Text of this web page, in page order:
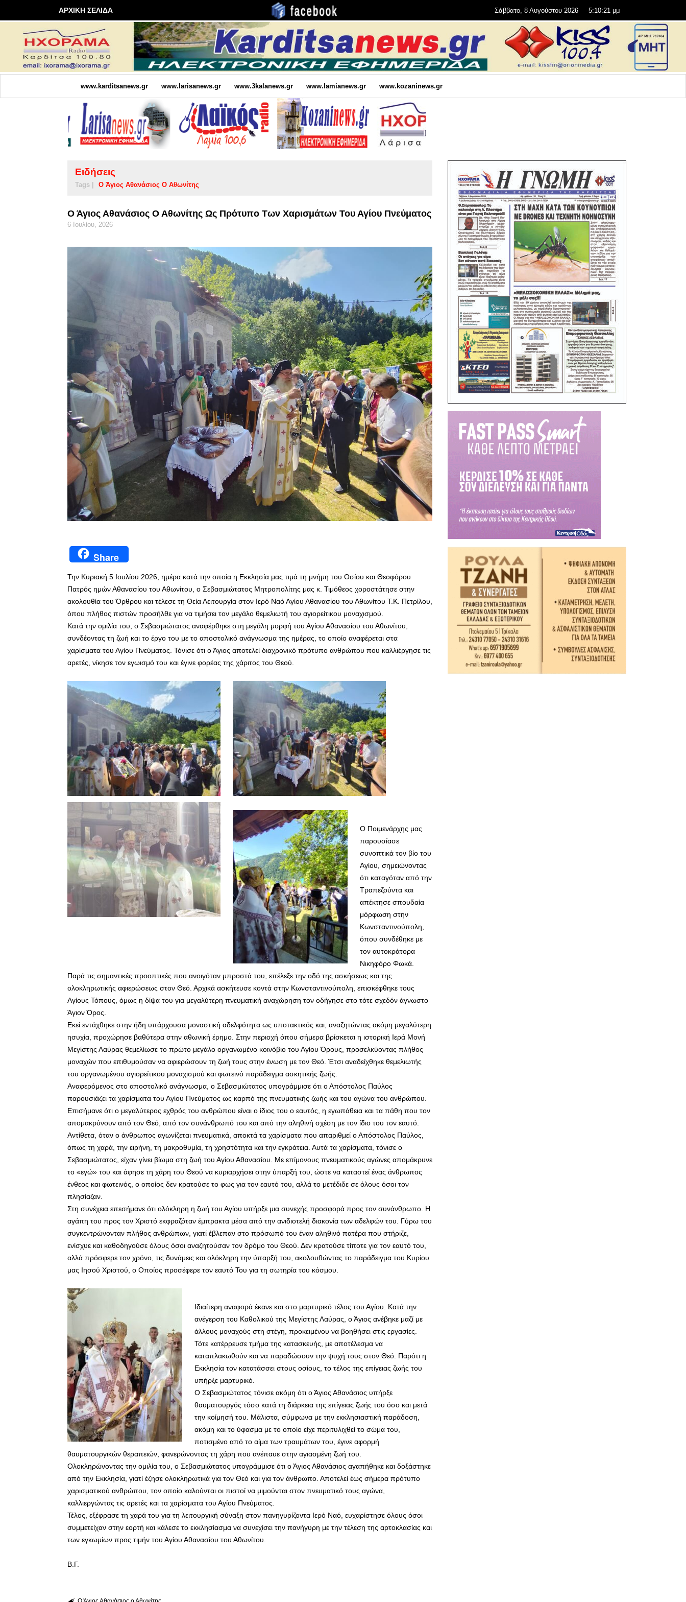
ΑΡΧΙΚΗ ΣΕΛΙΔΑ Σάββατο, 8 Αυγούστου 2026 5:10:22 μμ
www.karditsanews.gr www.larisanews.gr www.3kalanews.gr www.lamianews.gr www.kozaninews.gr
Ειδήσεις
Tags | Ο Άγιος Αθανάσιος Ο Αθωνίτης
Ο Άγιος Αθανάσιος Ο Αθωνίτης Ως Πρότυπο Των Χαρισμάτων Του Αγίου Πνεύματος
6 Ιουλίου, 2026
Share
Την Κυριακή 5 Ιουλίου 2026, ημέρα κατά την οποία η Εκκλησία μας τιμά τη μνήμη του Οσίου και Θεοφόρου
Πατρός ημών Αθανασίου του Αθωνίτου, ο Σεβασμιώτατος Μητροπολίτης μας κ. Τιμόθεος χοροστάτησε στην
ακολουθία του Όρθρου και τέλεσε τη Θεία Λειτουργία στον Ιερό Ναό Αγίου Αθανασίου του Αθωνίτου Τ.Κ. Πετρίλου,
όπου πλήθος πιστών προσήλθε για να τιμήσει τον μεγάλο θεμελιωτή του αγιορείτικου μοναχισμού.
Κατά την ομιλία του, ο Σεβασμιώτατος αναφέρθηκε στη μεγάλη μορφή του Αγίου Αθανασίου του Αθωνίτου,
συνδέοντας τη ζωή και το έργο του με το αποστολικό ανάγνωσμα της ημέρας, το οποίο αναφέρεται στα
χαρίσματα του Αγίου Πνεύματος. Τόνισε ότι ο Άγιος αποτελεί διαχρονικό πρότυπο ανθρώπου που καλλιέργησε τις
αρετές, νίκησε τον εγωισμό του και έγινε φορέας της χάριτος του Θεού.
Ο Ποιμενάρχης μας
παρουσίασε
συνοπτικά τον βίο του
Αγίου, σημειώνοντας
ότι καταγόταν από την
Τραπεζούντα και
απέκτησε σπουδαία
μόρφωση στην
Κωνσταντινούπολη,
όπου συνδέθηκε με
τον αυτοκράτορα
Νικηφόρο Φωκά.
Παρά τις σημαντικές προοπτικές που ανοιγόταν μπροστά του, επέλεξε την οδό της ασκήσεως και της
ολοκληρωτικής αφιερώσεως στον Θεό. Αρχικά ασκήτευσε κοντά στην Κωνσταντινούπολη, επισκέφθηκε τους
Αγίους Τόπους, όμως η δίψα του για μεγαλύτερη πνευματική αναχώρηση τον οδήγησε στο τότε σχεδόν άγνωστο
Άγιον Όρος.
Εκεί εντάχθηκε στην ήδη υπάρχουσα μοναστική αδελφότητα ως υποτακτικός και, αναζητώντας ακόμη μεγαλύτερη
ησυχία, προχώρησε βαθύτερα στην αθωνική έρημο. Στην περιοχή όπου σήμερα βρίσκεται η ιστορική Ιερά Μονή
Μεγίστης Λαύρας θεμελίωσε το πρώτο μεγάλο οργανωμένο κοινόβιο του Αγίου Όρους, προσελκύοντας πλήθος
μοναχών που επιθυμούσαν να αφιερώσουν τη ζωή τους στην ένωση με τον Θεό. Έτσι αναδείχθηκε θεμελιωτής
του οργανωμένου αγιορείτικου μοναχισμού και φωτεινό παράδειγμα ασκητικής ζωής.
Αναφερόμενος στο αποστολικό ανάγνωσμα, ο Σεβασμιώτατος υπογράμμισε ότι ο Απόστολος Παύλος
παρουσιάζει τα χαρίσματα του Αγίου Πνεύματος ως καρπό της πνευματικής ζωής και του αγώνα του ανθρώπου.
Επισήμανε ότι ο μεγαλύτερος εχθρός του ανθρώπου είναι ο ίδιος του ο εαυτός, η εγωπάθεια και τα πάθη που τον
απομακρύνουν από τον Θεό, από τον συνάνθρωπό του και από την αληθινή σχέση με τον ίδιο του τον εαυτό.
Αντίθετα, όταν ο άνθρωπος αγωνίζεται πνευματικά, αποκτά τα χαρίσματα που απαριθμεί ο Απόστολος Παύλος,
όπως τη χαρά, την ειρήνη, τη μακροθυμία, τη χρηστότητα και την εγκράτεια. Αυτά τα χαρίσματα, τόνισε ο
Σεβασμιώτατος, είχαν γίνει βίωμα στη ζωή του Αγίου Αθανασίου. Με επίμονους πνευματικούς αγώνες απομάκρυνε
το «εγώ» του και άφησε τη χάρη του Θεού να κυριαρχήσει στην ύπαρξή του, ώστε να καταστεί ένας άνθρωπος
ένθεος και φωτεινός, ο οποίος δεν κρατούσε το φως για τον εαυτό του, αλλά το μετέδιδε σε όλους όσοι τον
πλησίαζαν.
Στη συνέχεια επεσήμανε ότι ολόκληρη η ζωή του Αγίου υπήρξε μια συνεχής προσφορά προς τον συνάνθρωπο. Η
αγάπη του προς τον Χριστό εκφραζόταν έμπρακτα μέσα από την ανιδιοτελή διακονία των αδελφών του. Γύρω του
συγκεντρώνονταν πλήθος ανθρώπων, γιατί έβλεπαν στο πρόσωπό του έναν αληθινό πατέρα που στήριζε,
ενίσχυε και καθοδηγούσε όλους όσοι αναζητούσαν τον δρόμο του Θεού. Δεν κρατούσε τίποτε για τον εαυτό του,
αλλά πρόσφερε τον χρόνο, τις δυνάμεις και ολόκληρη την ύπαρξή του, ακολουθώντας το παράδειγμα του Κυρίου
μας Ιησού Χριστού, ο Οποίος προσέφερε τον εαυτό Του για τη σωτηρία του κόσμου.
Ιδιαίτερη αναφορά έκανε και στο μαρτυρικό τέλος του Αγίου. Κατά την
ανέγερση του Καθολικού της Μεγίστης Λαύρας, ο Άγιος ανέβηκε μαζί με
άλλους μοναχούς στη στέγη, προκειμένου να βοηθήσει στις εργασίες.
Τότε κατέρρευσε τμήμα της κατασκευής, με αποτέλεσμα να
καταπλακωθούν και να παραδώσουν την ψυχή τους στον Θεό. Παρότι η
Εκκλησία τον κατατάσσει στους οσίους, το τέλος της επίγειας ζωής του
υπήρξε μαρτυρικό.
Ο Σεβασμιώτατος τόνισε ακόμη ότι ο Άγιος Αθανάσιος υπήρξε
θαυματουργός τόσο κατά τη διάρκεια της επίγειας ζωής του όσο και μετά
την κοίμησή του. Μάλιστα, σύμφωνα με την εκκλησιαστική παράδοση,
ακόμη και το ύφασμα με το οποίο είχε περιτυλιχθεί το σώμα του,
ποτισμένο από το αίμα των τραυμάτων του, έγινε αφορμή
θαυματουργικών θεραπειών, φανερώνοντας τη χάρη που ανέπαυε στην αγιασμένη ζωή του.
Ολοκληρώνοντας την ομιλία του, ο Σεβασμιώτατος υπογράμμισε ότι ο Άγιος Αθανάσιος αγαπήθηκε και δοξάστηκε
από την Εκκλησία, γιατί έζησε ολοκληρωτικά για τον Θεό και για τον άνθρωπο. Αποτελεί έως σήμερα πρότυπο
χαρισματικού ανθρώπου, τον οποίο καλούνται οι πιστοί να μιμούνται στον πνευματικό τους αγώνα,
καλλιεργώντας τις αρετές και τα χαρίσματα του Αγίου Πνεύματος.
Τέλος, εξέφρασε τη χαρά του για τη λειτουργική σύναξη στον πανηγυρίζοντα Ιερό Ναό, ευχαρίστησε όλους όσοι
συμμετείχαν στην εορτή και κάλεσε το εκκλησίασμα να συνεχίσει την πανήγυρη με την τέλεση της αρτοκλασίας και
των εγκωμίων προς τιμήν του Αγίου Αθανασίου του Αθωνίτου.
Β.Γ.